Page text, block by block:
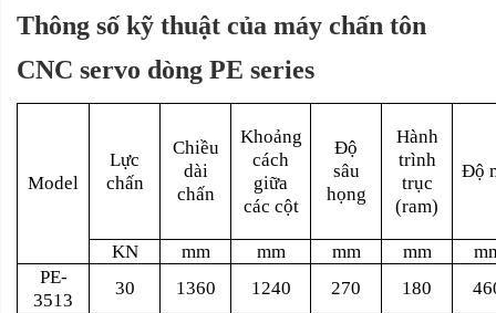
Thông số kỹ thuật của máy chấn tôn
CNC servo dòng PE series
Model
Lực
chấn
Chiều
dài
chấn
Khoảng
cách
giữa
các cột
Độ
sâu
họng
Hành
trình
trục
(ram)
Độ
KN mm mm mm mm
PE-
3513
30 1360 1240 270 180